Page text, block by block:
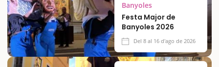
Banyoles
Festa Major de
Banyoles 2026
Del 8 al 16 d'ago de 2026